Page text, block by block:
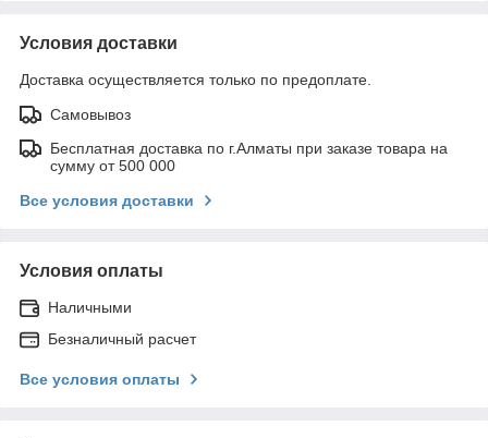
Условия доставки
Доставка осуществляется только по предоплате.
Самовывоз
Бесплатная доставка по г.Алматы при заказе товара на
сумму от 500 000
Все условия доставки
Условия оплаты
Наличными
Безналичный расчет
Все условия оплаты